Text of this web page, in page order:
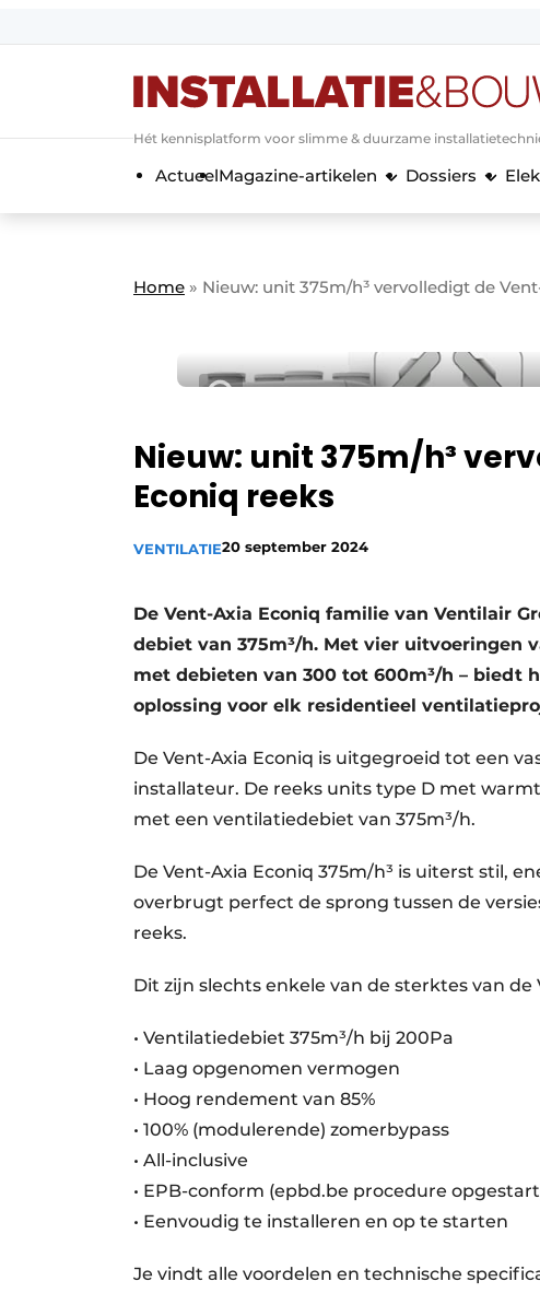
Algemene voorwaarden
Banner overzicht
BedrijvenAanmeldenBedankt voor de
Bedrijven
Evenement aanmelden
Meest gelezen
Privacy / Cookie statement
Vacature aanmelden
Vacatures
Hét kennisplatform voor slimme & duurzame
ActueelMagazine-artikelen Dossiers
Home » Nieuw: unit 375m/h³ vervolledigt de
Nieuw: unit 375m/h³
Econiq reeks
VENTILATIE20 september 2024
De Vent-Axia Econiq familie van Ventilair
debiet van 375m³/h. Met vier
met debieten van 300 tot 600m³/h – biedt
oplossing voor elk residentieel
De Vent-Axia Econiq is uitgegroeid tot een
installateur. De reeks units type D met
met een ventilatiedebiet van 375m³/h.
De Vent-Axia Econiq 375m/h³ is uiterst stil,
overbrugt perfect de sprong tussen de
reeks.
Dit zijn slechts enkele van de sterktes van de
• Ventilatiedebiet 375m³/h bij 200Pa
• Laag opgenomen vermogen
• Hoog rendement van 85%
• 100% (modulerende) zomerbypass
• All-inclusive
• EPB-conform (epbd.be procedure
• Eenvoudig te installeren en op te starten
Je vindt alle voordelen en technische